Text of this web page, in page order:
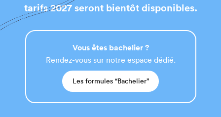
tarifs 2027 seront bientôt disponibles.
Vous êtes bachelier ?
Rendez-vous sur notre espace dédié.
Les formules “Bachelier”